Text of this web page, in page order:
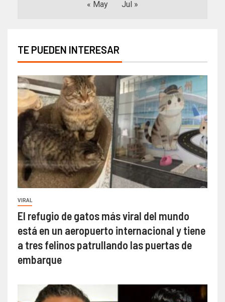
« May Jul »
TE PUEDEN INTERESAR
VIRAL
El refugio de gatos más viral del mundo
está en un aeropuerto internacional y tiene
a tres felinos patrullando las puertas de
embarque